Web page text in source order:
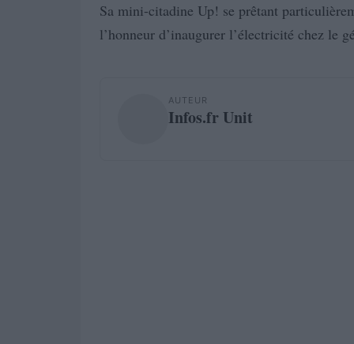
Sa mini-citadine Up! se prêtant
l’honneur d’inaugurer l’électricité chez le
AUTEUR
Infos.fr Unit